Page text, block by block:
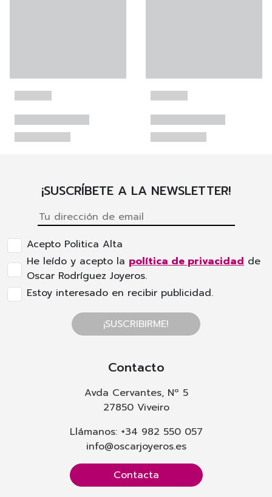
¡SUSCRÍBETE A LA NEWSLETTER!
Acepto Politica Alta
He leído y acepto la política de privacidad de
Oscar Rodríguez Joyeros.
Estoy interesado en recibir publicidad.
¡SUSCRIBIRME!
Contacto
Avda Cervantes, Nº 5
27850 Viveiro
Llámanos: +34 982 550 057
info@oscarjoyeros.es
Contacta